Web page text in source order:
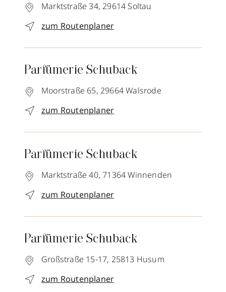
Marktstraße 34, 29614 Soltau
zum Routenplaner
Parfümerie Schuback
Moorstraße 65, 29664Walsrode
zum Routenplaner
Parfümerie Schuback
Marktstraße 40, 71364 Winnenden
zum Routenplaner
Parfümerie Schuback
Großstraße 15-17, 25813 Husum
zum Routenplaner